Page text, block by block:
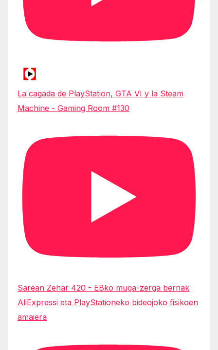
La cagada de PlayStation, GTA VI y la Steam
Machine - Gaming Room #130
Sarean Zehar 420 - EBko muga-zerga berriak
AliExpressi eta PlayStationeko bideojoko fisikoen
amaiera